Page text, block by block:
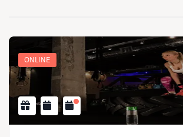
ONLINE